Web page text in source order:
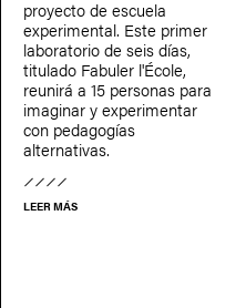
proyecto de escuela
experimental. Este primer
laboratorio de seis días,
titulado Fabuler l'École,
reunirá a 15 personas para
imaginar y experimentar
con pedagogías
alternativas.
LEER MÁS